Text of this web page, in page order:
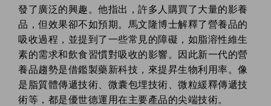
發了廣泛的興趣。他指出，許多人購買了大量的影養
品，但效果卻不如預期。馬文隆博士解釋了營養品的
吸收過程，並提到了一些常見的障礙，如脂溶性維生
素的需求和飲食習慣對吸收的影響。因此新一代的營
養品趨勢是借鑑製藥新科技，來提昇生物利用率。 像
是脂質體傳遞技術、微囊包埋技術、微粒緩釋傳遞技
術等，都是優世德運用在主要產品的尖端技術。